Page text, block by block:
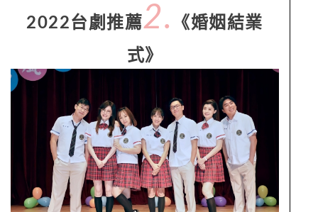
2022台劇推薦2.
《婚姻結業
式》